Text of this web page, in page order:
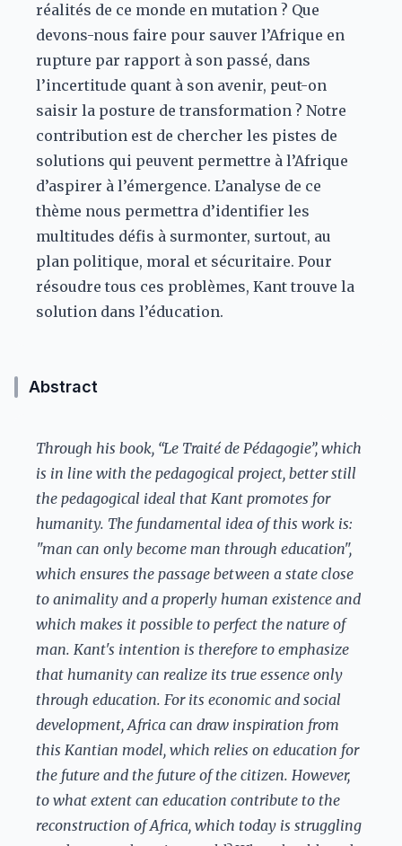
réalités de ce monde en mutation ? Que
devons-nous faire pour sauver l’Afrique en
rupture par rapport à son passé, dans
l’incertitude quant à son avenir, peut-on
saisir la posture de transformation ? Notre
contribution est de chercher les pistes de
solutions qui peuvent permettre à l’Afrique
d’aspirer à l’émergence. L’analyse de ce
thème nous permettra d’identifier les
multitudes défis à surmonter, surtout, au
plan politique, moral et sécuritaire. Pour
résoudre tous ces problèmes, Kant trouve la
solution dans l’éducation.
Abstract
Through his book, “Le Traité de Pédagogie”, which
is in line with the pedagogical project, better still
the pedagogical ideal that Kant promotes for
humanity. The fundamental idea of this work is:
"man can only become man through education",
which ensures the passage between a state close
to animality and a properly human existence and
which makes it possible to perfect the nature of
man. Kant's intention is therefore to emphasize
that humanity can realize its true essence only
through education. For its economic and social
development, Africa can draw inspiration from
this Kantian model, which relies on education for
the future and the future of the citizen. However,
to what extent can education contribute to the
reconstruction of Africa, which today is struggling